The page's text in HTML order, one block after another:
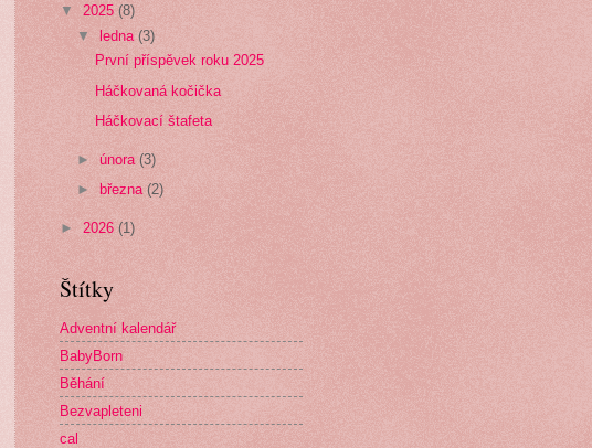
▼ 2025 (8)
▼ ledna(3)
První příspěvek roku 2025
Háčkovaná kočička
Háčkovací štafeta
►února(3)
►
března(2)
► 2026 (1)
Štítky
Adventní kalendář
BabyBorn
Běhání
Bezvapleteni
cal